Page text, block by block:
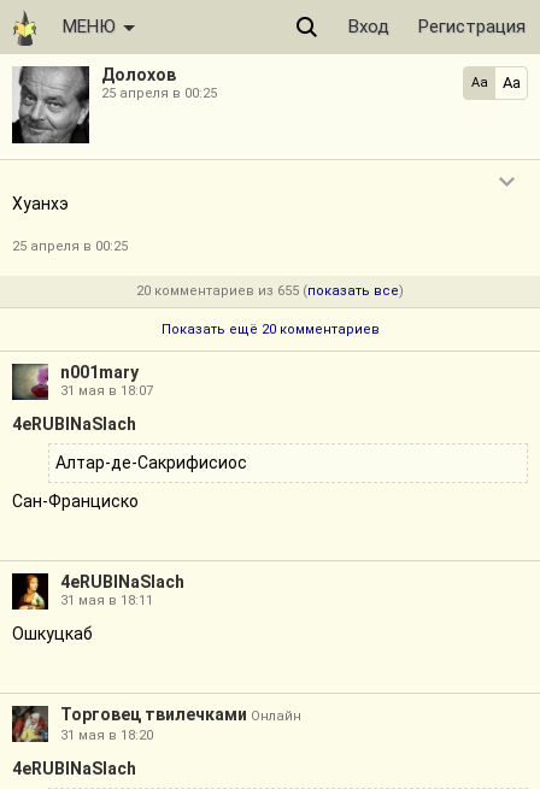
МЕНЮ Вход Регистрация
Дoлoxов
25 апреля в 00:25
Aa Aa
Хуанхэ
25 апреля в 00:25
20 комментариев из 655 (показать все)
Показать ещё 20 комментариев
n001mary
31 мая в 18:07
4eRUBINaSlach
Алтар-де-Сакрифисиос
Сан-Франциско
4eRUBINaSlach
31 мая в 18:11
Ошкуцкаб
Торговец твилечками Онлайн
31 мая в 18:20
4eRUBINaSlach